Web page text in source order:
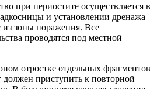
при периостите осуществляется в
и установлении дренажа
из зоны поражения. Все
проводятся под местной
отростке отдельных фрагментов
должен приступить к повторной